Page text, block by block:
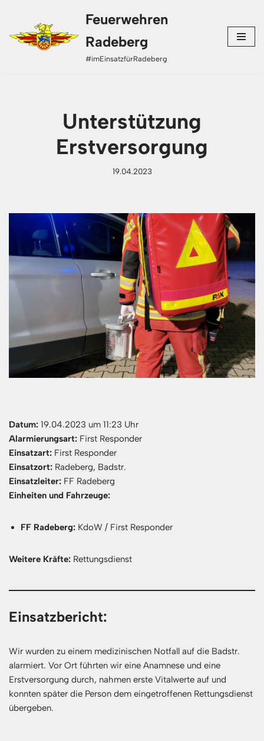
Zum
Inhalt
Feuerwehren
Radeberg
#imEinsatzfürRadeberg
Unterstützung
Erstversorgung
19.04.2023
Datum: 19.04.2023 um 11:23 Uhr
Alarmierungsart: First Responder
Einsatzart: First Responder
Einsatzort: Radeberg, Badstr.
Einsatzleiter: FF Radeberg
Einheiten und Fahrzeuge:
FF Radeberg: KdoW / First Responder
Weitere Kräfte: Rettungsdienst
Einsatzbericht:
Wir wurden zu einem medizinischen Notfall auf die Badstr.
alarmiert. Vor Ort führten wir eine Anamnese und eine
Erstversorgung durch, nahmen erste Vitalwerte auf und
konnten später die Person dem eingetroffenen Rettungsdienst
übergeben.